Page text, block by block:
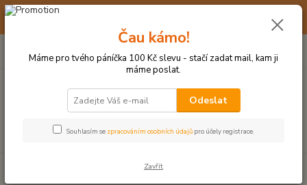
☀️ 10. - 14. SRPNA 2026 MÁME DOVOLENOU ☀️ OBJEDNÁVKY
Hledat
po–pá: 9–17 hod.
za0 Kč
Latexové prasátko pískací/křupající 15cm
Čau kámo!
Máme pro tvého páníčka 100 Kč slevu - stačí zadat mail, kam ji
máme poslat.
Odeslat
Souhlasím se zpracováním osobních údajů pro účely registrace.
Zavřít